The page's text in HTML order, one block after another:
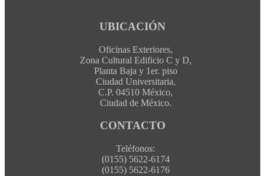
UBICACIÓN
Oficinas Exteriores,
Zona Cultural Edificio C y D,
Planta Baja y 1er. piso
Ciudad Universitaria,
C.P. 04510 México,
Ciudad de México.
CONTACTO
Teléfonos:
(0155) 5622-6174
(0155) 5622-6176